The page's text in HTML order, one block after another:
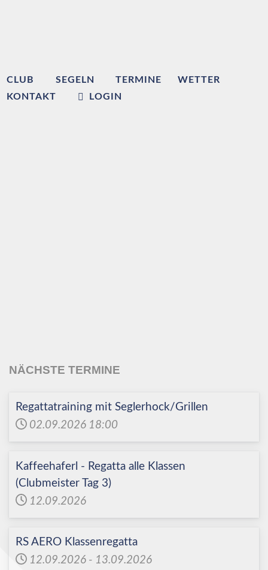
CLUB SEGELN TERMINE
WETTER
KONTAKT
LOGIN
NÄCHSTE TERMINE
Regattatraining mit Seglerhock/Grillen
02.09.2026 18:00
Kaffeehaferl - Regatta alle Klassen
(Clubmeister Tag 3)
12.09.2026
RS AERO Klassenregatta
12.09.2026 - 13.09.2026